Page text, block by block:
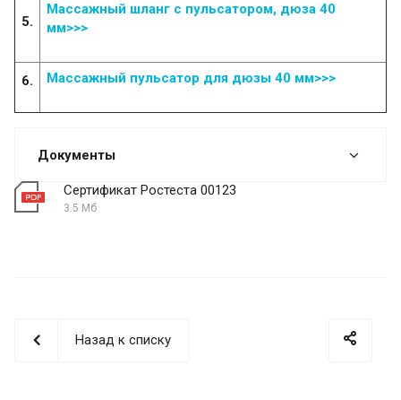
5.
Массажный шланг с пульсатором, дюза 40
мм>>>
6. Массажный пульсатор для дюзы 40 мм>>>
Документы
Сертификат Ростеста 00123
3.5 Мб
Назад к списку